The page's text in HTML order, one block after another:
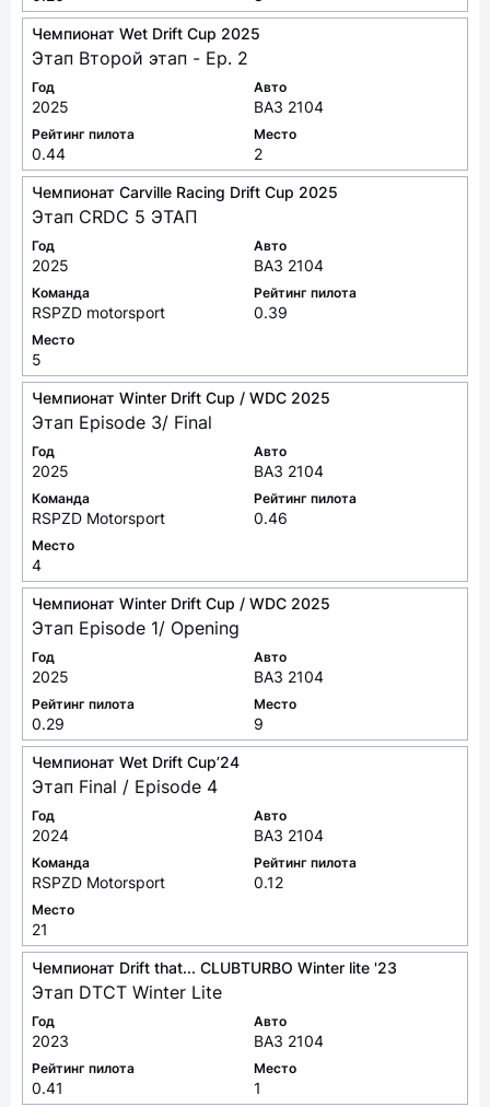
Чемпионат Wet Drift Cup 2025
Этап Второй этап - Ep. 2
Год
2025
Авто
ВАЗ 2104
Рейтинг пилота
0.44
Место
2
Чемпионат Carville Racing Drift Cup 2025
Этап CRDC 5 ЭТАП
Год
2025
Авто
ВАЗ 2104
Команда
RSPZD motorsport
Рейтинг пилота
0.39
Место
5
Чемпионат Winter Drift Cup / WDC 2025
Этап Episode 3/ Final
Год
2025
Авто
ВАЗ 2104
Команда
RSPZD Motorsport
Рейтинг пилота
0.46
Место
4
Чемпионат Winter Drift Cup / WDC 2025
Этап Episode 1/ Opening
Год
2025
Авто
ВАЗ 2104
Рейтинг пилота
0.29
Место
9
Чемпионат Wet Drift Cup’24
Этап Final / Episode 4
Год
2024
Авто
ВАЗ 2104
Команда
RSPZD Motorsport
Рейтинг пилота
0.12
Место
21
Чемпионат Drift that... CLUBTURBO Winter lite '23
Этап DTCT Winter Lite
Год
2023
Авто
ВАЗ 2104
Рейтинг пилота
0.41
Место
1